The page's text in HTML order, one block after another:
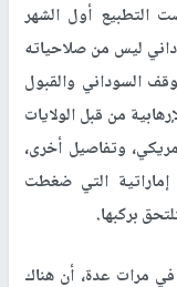
التطبيع أول الشهر
ليس من صلاحياته
السوداني والقبول
من قبل الولايات
بـ 7 مليار دولار أمريكي، وتفاصيل أخرى،
التي ضغطت
بركبها.
في مرات عدة، أن هناك